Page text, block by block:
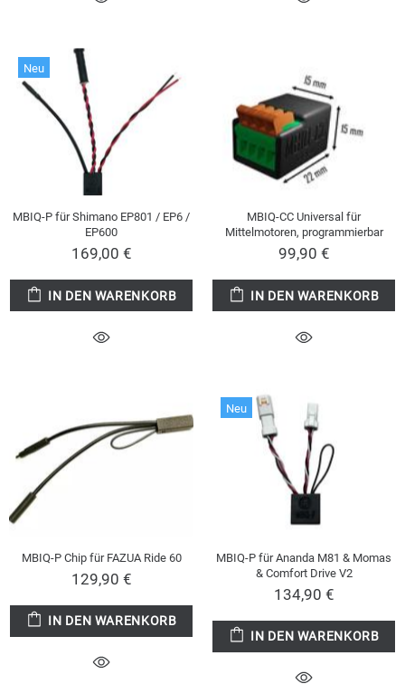
Neu
MBIQ-P für Shimano EP801 / EP6 /
EP600
169,00 €
IN DEN WARENKORB
MBIQ-CC Universal für
Mittelmotoren, programmierbar
99,90 €
IN DEN WARENKORB
MBIQ-P Chip für FAZUA Ride 60
129,90 €
IN DEN WARENKORB
Neu
MBIQ-P für Ananda M81 & Momas
& Comfort Drive V2
134,90 €
IN DEN WARENKORB